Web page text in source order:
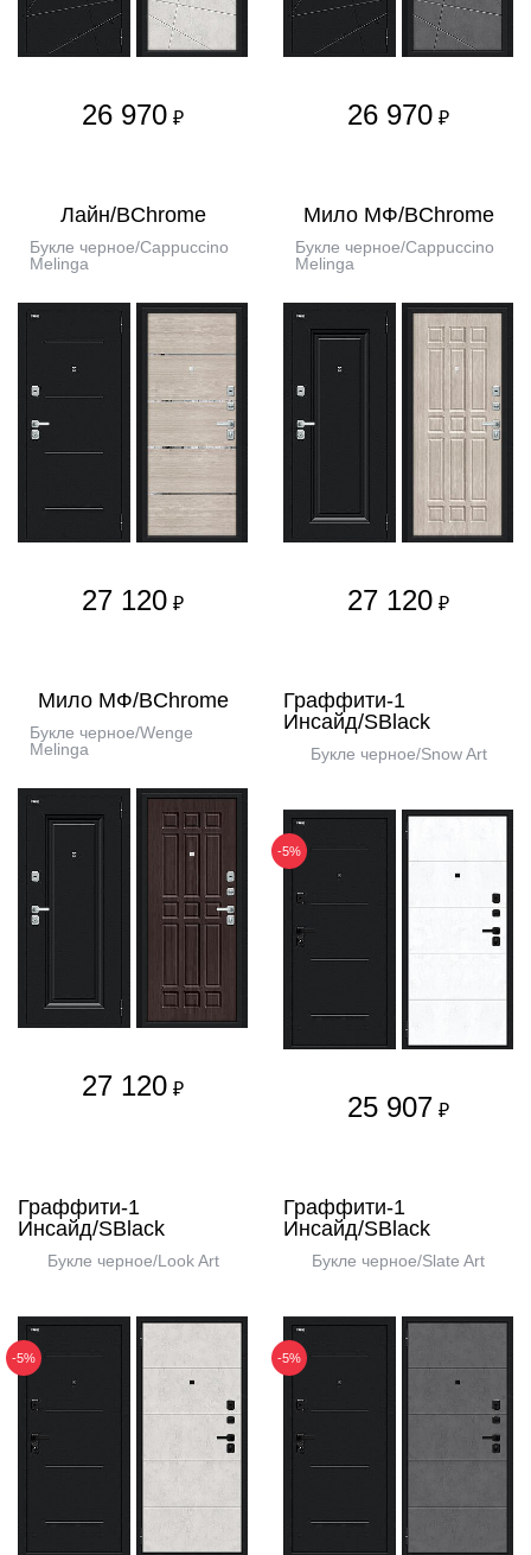
26 970 ₽ 26 970 ₽
Лайн/BChrome
Букле черное/Cappuccino
Melinga
27 120 ₽
Мило МФ/BChrome
Букле черное/Cappuccino
Melinga
27 120 ₽
Мило МФ/BChrome
Букле черное/Wenge
Melinga
27 120 ₽
Граффити-1
Инсайд/SBlack
Букле черное/Snow Art
-5%
25 907 ₽
Граффити-1
Инсайд/SBlack
Букле черное/Look Art
-5%
Граффити-1
Инсайд/SBlack
Букле черное/Slate Art
-5%